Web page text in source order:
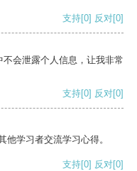
支持[0] 反对[0]
会泄露个人信息，让我非常
支持[0] 反对[0]
学习者交流学习心得。
支持[0] 反对[0]